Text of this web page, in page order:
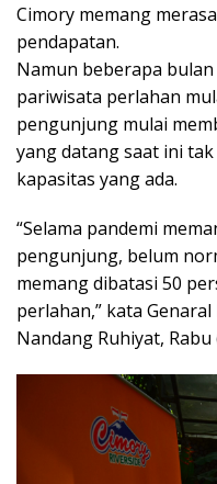
Cimory memang
pendapatan.
Namun beberapa
pariwisata perlahan
pengunjung mulai
yang datang saat ini
kapasitas yang ada.
“Selama pandemi
pengunjung, belum
memang dibatasi 50
perlahan,” kata
Nandang Ruhiyat, Rabu